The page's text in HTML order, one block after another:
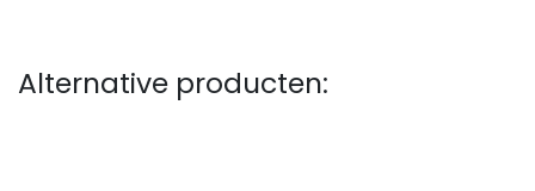
Alternative producten: